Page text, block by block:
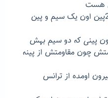
در اولیه 3پین هست که باز هم2پین اون یک سیم و پین
اون پینی که دو سیم بهش
چون مقاومتش از پینه
اومده از ترانس